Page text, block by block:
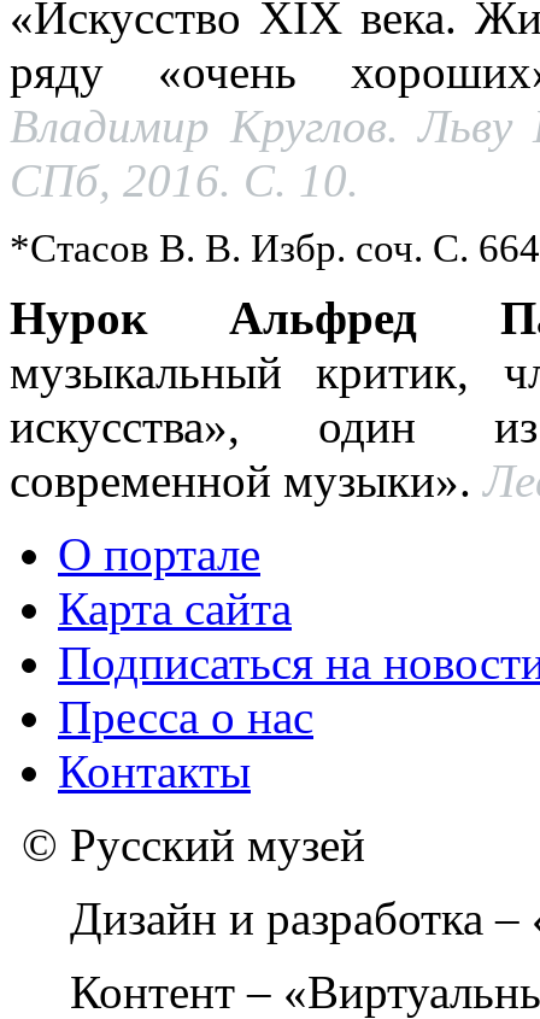
«Искусство XIX века.
ряду «очень
Владимир Круглов.
СПб, 2016. С. 10.
*Стасов В. В. Избр. соч. С.
Нурок Альфред
музыкальный критик,
искусства», один
современной музыки».
О портале
Карта сайта
Подписаться на
Пресса о нас
Контакты
© Русский музей
Дизайн и разработка
Контент –